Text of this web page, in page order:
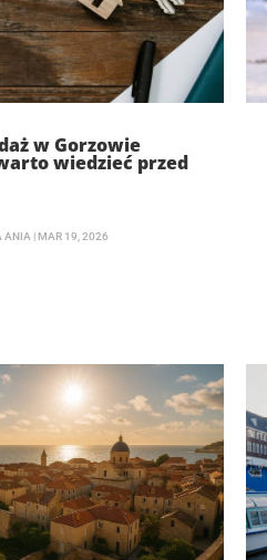
w Gorzowie
wiedzieć przed
ANIA | MAR 19, 2026